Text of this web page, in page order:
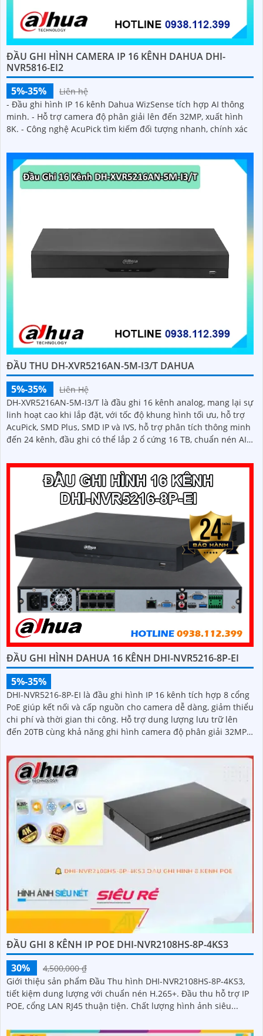
ĐẦU GHI HÌNH CAMERA IP 16 KÊNH DAHUA DHI-
NVR5816-EI2
5%-35%
Liên hệ
- Đầu ghi hình IP 16 kênh Dahua WizSense tích hợp AI thông
minh. - Hỗ trợ camera độ phân giải lên đến 32MP, xuất hình
8K. - Công nghệ AcuPick tìm kiếm đối tượng nhanh, chính xác
ĐẦU THU DH-XVR5216AN-5M-I3/T DAHUA
5%-35%
Liên Hệ
DH-XVR5216AN-5M-I3/T là đầu ghi 16 kênh analog, mang lại sự
linh hoạt cao khi lắp đặt, với tốc độ khung hình tối ưu, hỗ trợ
AcuPick, SMD Plus, SMD IP và IVS, hỗ trợ phân tích thông minh
đến 24 kênh, đầu ghi có thể lắp 2 ổ cứng 16 TB, chuẩn nén AI-
ĐẦU GHI HÌNH DAHUA 16 KÊNH DHI-NVR5216-8P-EI
5%-35%
DHI-NVR5216-8P-EI là đầu ghi hình IP 16 kênh tích hợp 8 cổng
PoE giúp kết nối và cấp nguồn cho camera dễ dàng, giảm thiểu
chi phí và thời gian thi công. Hỗ trợ dung lượng lưu trữ lên
đến 20TB cùng khả năng ghi hình camera độ phân giải 32MP,
lưu trữ vượt trội hiệu suất mạnh mẽ, tính năng linh hoạt và
mức giá cạnh tranh
ĐẦU GHI 8 KÊNH IP POE DHI-NVR2108HS-8P-4KS3
30%
4,500,000 ₫
Giới thiệu sản phẩm Đầu Thu hình DHI-NVR2108HS-8P-4KS3,
tiết kiệm dung lượng với chuẩn nén H.265+. Đầu thu hỗ trợ IP
POE, cổng LAN RJ45 thuận tiện. Chất lượng hình ảnh siêu...